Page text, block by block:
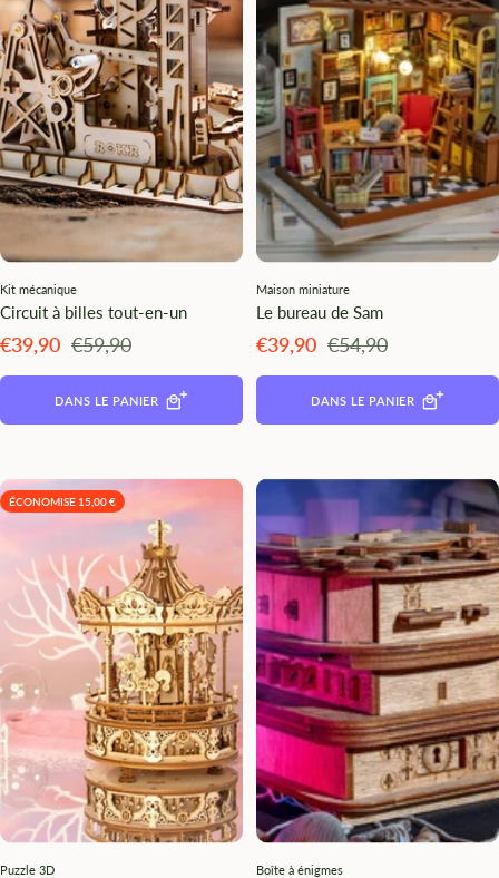
Kit mécanique
Circuit à billes tout-en-un
Angebotspreis
€39,90 Regulärer
€59,90
DANS LE PANIER
Maison miniature
Le bureau de Sam
Angebotspreis
€39,90 Regulärer
€54,90
DANS LE PANIER
ÉCONOMISE 15,00 €
Puzzle 3D Boîte à énigmes